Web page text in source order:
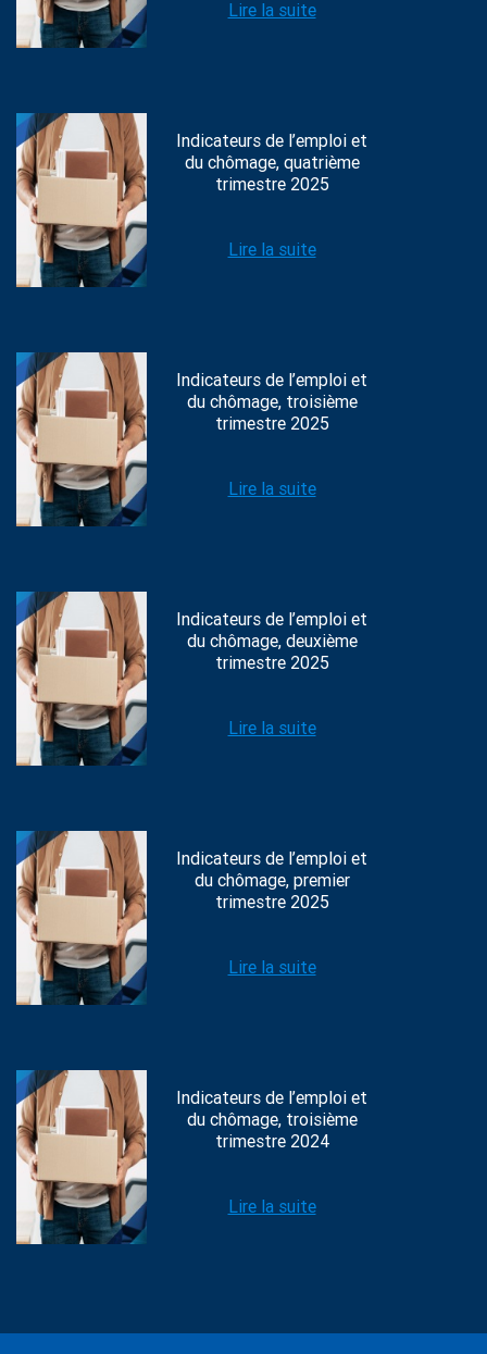
Lire la suite
Indicateurs de l’emploi et
du chômage, quatrième
trimestre 2025
Lire la suite
Indicateurs de l’emploi et
du chômage, troisième
trimestre 2025
Lire la suite
Indicateurs de l’emploi et
du chômage, deuxième
trimestre 2025
Lire la suite
Indicateurs de l’emploi et
du chômage, premier
trimestre 2025
Lire la suite
Indicateurs de l’emploi et
du chômage, troisième
trimestre 2024
Lire la suite